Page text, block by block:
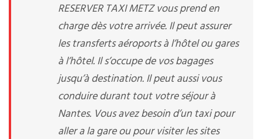
RESERVER TAXI METZ vous prend en
charge dès votre arrivée. Il peut assurer
les transferts aéroports à l’hôtel ou gares
à l’hôtel. Il s’occupe de vos bagages
jusqu’à destination. Il peut aussi vous
conduire durant tout votre séjour à
Nantes. Vous avez besoin d’un taxi pour
aller a la gare ou pour visiter les sites